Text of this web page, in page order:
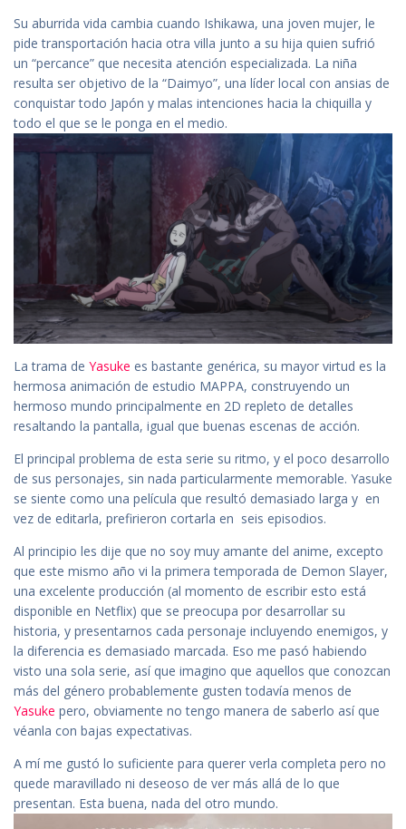
Su aburrida vida cambia cuando Ishikawa, una joven mujer, le
pide transportación hacia otra villa junto a su hija quien sufrió
un “percance” que necesita atención especializada. La niña
resulta ser objetivo de la “Daimyo”, una líder local con ansias de
conquistar todo Japón y malas intenciones hacia la chiquilla y
todo el que se le ponga en el medio.
La trama de Yasuke es bastante genérica, su mayor virtud es la
hermosa animación de estudio MAPPA, construyendo un
hermoso mundo principalmente en 2D repleto de detalles
resaltando la pantalla, igual que buenas escenas de acción.
El principal problema de esta serie su ritmo, y el poco desarrollo
de sus personajes, sin nada particularmente memorable. Yasuke
se siente como una película que resultó demasiado larga y en
vez de editarla, prefirieron cortarla en seis episodios.
Al principio les dije que no soy muy amante del anime, excepto
que este mismo año vi la primera temporada de Demon Slayer,
una excelente producción (al momento de escribir esto está
disponible en Netflix) que se preocupa por desarrollar su
historia, y presentarnos cada personaje incluyendo enemigos, y
la diferencia es demasiado marcada. Eso me pasó habiendo
visto una sola serie, así que imagino que aquellos que conozcan
más del género probablemente gusten todavía menos de
Yasuke pero, obviamente no tengo manera de saberlo así que
véanla con bajas expectativas.
A mí me gustó lo suficiente para querer verla completa pero no
quede maravillado ni deseoso de ver más allá de lo que
presentan. Esta buena, nada del otro mundo.